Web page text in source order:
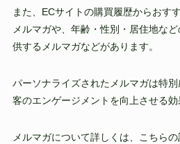
また、ECサイトの購買履歴からおす
メルマガや、年齢・性別・居住地な
供するメルマガなどがあります。
パーソナライズされたメルマガは特
客のエンゲージメントを向上させる効
メルマガについて詳しくは、こちらの